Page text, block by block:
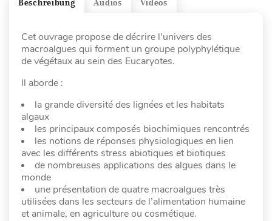
Videos
Audios
Beschreibung
Cet ouvrage propose de décrire l’univers des
macroalgues qui forment un groupe polyphylétique
de végétaux au sein des Eucaryotes.
Il aborde :
la grande diversité des lignées et les habitats
algaux
les principaux composés biochimiques rencontrés
les notions de réponses physiologiques en lien
avec les différents stress abiotiques et biotiques
de nombreuses applications des algues dans le
monde
une présentation de quatre macroalgues très
utilisées dans les secteurs de l’alimentation humaine
et animale, en agriculture ou cosmétique.